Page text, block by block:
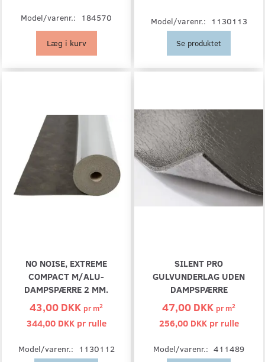
Model/varenr.: 184570
Læg i kurv
Model/varenr.: 1130113
Se produktet
NO NOISE, EXTREME
COMPACT M/ALU-
DAMPSPÆRRE 2 MM.
43,00 DKK prm2
344,00 DKK pr rulle
Model/varenr.: 1130112
SILENT PRO
GULVUNDERLAG UDEN
DAMPSPÆRRE
47,00 DKK prm2
256,00 DKK pr rulle
Model/varenr.: 411489